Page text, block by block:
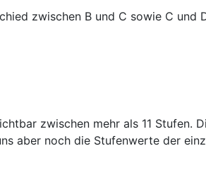
zwischen B und C sowie C und
zwischen mehr als 11
aber noch die Stufenwerte der